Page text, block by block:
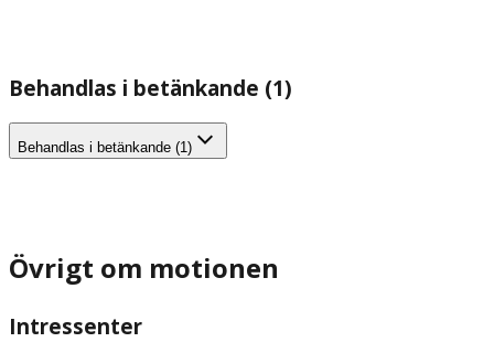
Behandlas i betänkande (1)
Behandlas i betänkande (1)
Övrigt om motionen
Intressenter